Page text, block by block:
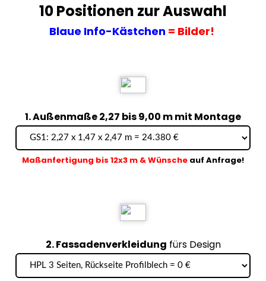
10 Positionen zur Auswahl
Blaue Info-Kästchen = Bilder!
1. Außenmaße 2,27 bis 9,00 m mit Montage
Maßanfertigung bis 12x3 m & Wünsche auf Anfrage!
2. Fassadenverkleidung fürs Design